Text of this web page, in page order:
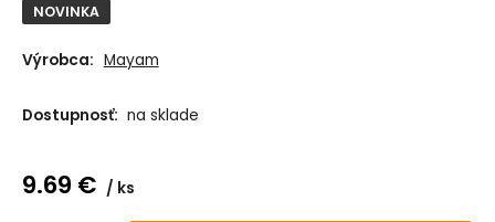
NOVINKA
Výrobca: Mayam
Dostupnosť: na sklade
9.69 € ks